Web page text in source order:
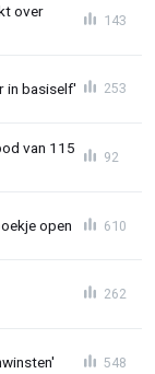
over
143
in basiself' 253
van 115
92
open 610
262
548